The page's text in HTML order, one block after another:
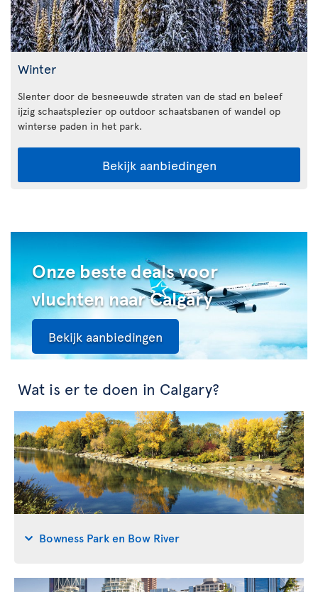
Winter
Slenter door de besneeuwde straten van de stad en beleef
ijzig schaatsplezier op outdoor schaatsbanen of wandel op
winterse paden in het park.
Bekijk aanbiedingen
Onze beste deals voor
vluchten naar Calgary
Bekijk aanbiedingen
Wat is er te doen in Calgary?
Bowness Park en Bow River